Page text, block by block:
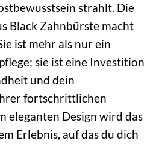
strahlt. Die
Black Zahnbürste macht
ist mehr als nur ein
sie ist eine Investition
und dein
fortschrittlichen
eleganten Design wird das
Erlebnis, auf das du dich